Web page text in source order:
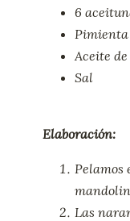
6
Aceite
Sal
Elaboración:
Pelamos
Las